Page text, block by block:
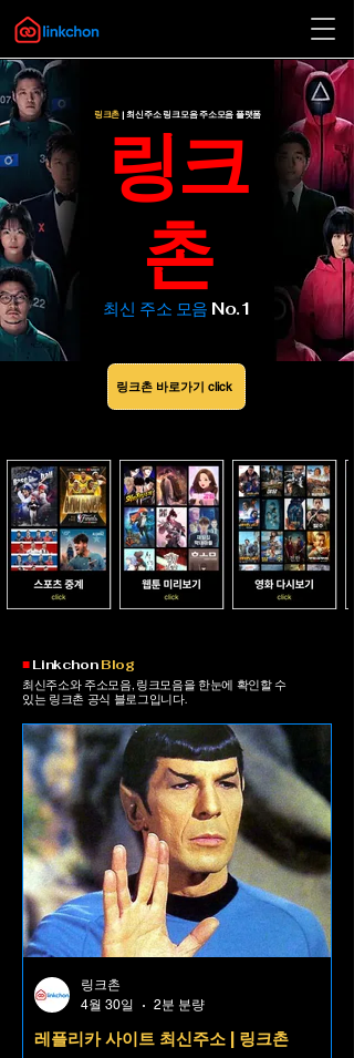
​링크
촌
​최신 주소 모음 No.1
링크촌 바로가기 click
링크촌 | 최신주소 링크모음 주소모음 플랫폼
​■ LinkchonBlog
최신주소와 주소모음, 링크모음을 한눈에 확인할 수
있는 링크촌 공식 블로그입니다.
레플리카 사이트 최신주소 | 링크촌
링크촌
4월 30일
2분 분량